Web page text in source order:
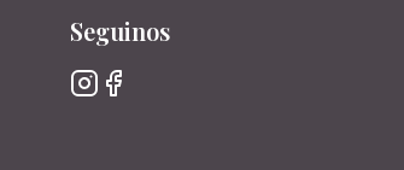
Seguinos